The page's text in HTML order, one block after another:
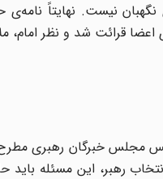
نیست. نهایتاً
اعضا قرائت شد و نظر امام،